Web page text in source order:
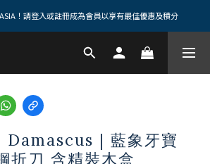
！請登入或註冊成為會員以享有最佳優惠及積分
| 藍象牙寶
折刀 含精裝木盒